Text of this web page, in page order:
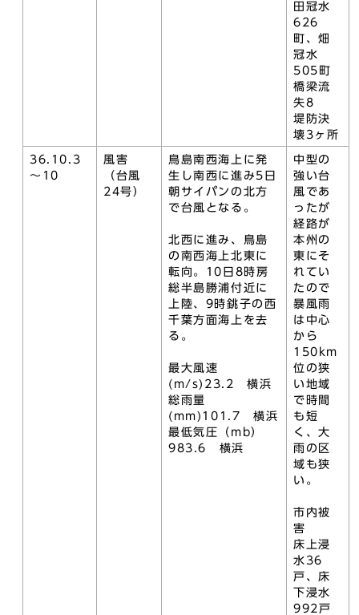
田冠水
626
町、畑
冠水
505町
橋梁流
失8
堤防決
壊3ヶ所
36.10.3
～10
風害
（台風
24号）
鳥島南西海上に発
生し南西に進み5日
朝サイパンの北方
で台風となる。
北西に進み、鳥島
の南西海上北東に
転向。10日8時房
総半島勝浦付近に
上陸、9時銚子の西
千葉方面海上を去
る。
最大風速
(m/s)23.2 横浜
総雨量
(mm)101.7 横浜
最低気圧（mb）
983.6 横浜
中型の
強い台
風であ
ったが
経路が
本州の
東にそ
れてい
たので
暴風雨
は中心
から
150km
位の狭
い地域
で時間
も短
く、大
雨の区
域も狭
い。
市内被
害
床上浸
水36
戸、床
下浸水
992戸